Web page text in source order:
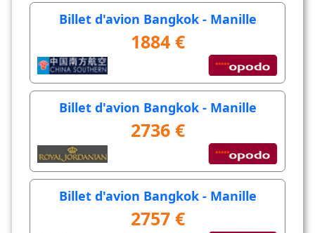
Billet d'avion Bangkok - Manille
1884 €
Billet d'avion Bangkok - Manille
2736 €
Billet d'avion Bangkok - Manille
2757 €